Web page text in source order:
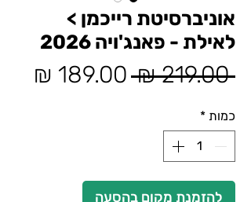
אוניברסיטת רייכמן >
לאילת - פאנג'ויה 2026
‏219.00 ‏₪
מחיר
כמות *
להזמנת מקום בהסעה